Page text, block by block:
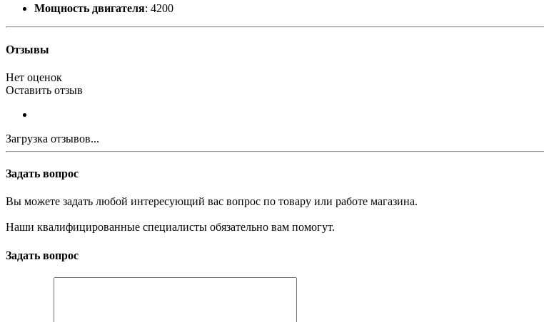
Мощность двигателя: 4200
Отзывы
Нет оценок
Оставить отзыв
Загрузка отзывов...
Задать вопрос
Вы можете задать любой интересующий вас вопрос по товару или работе магазина.
Наши квалифицированные специалисты обязательно вам помогут.
Задать вопрос